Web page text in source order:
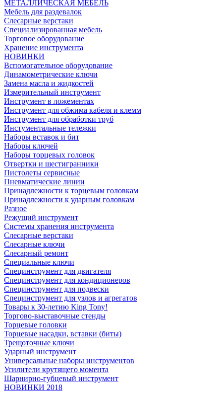
МЕТАЛЛИЧЕСКАЯ МЕБЕЛЬ
Мебель для раздевалок
Слесарные верстаки
Специализированная мебель
Торговое оборудование
Хранение инструмента
НОВИНКИ
Вспомогательное оборудование
Динамометрические ключи
Замена масла и жидкостей
Измерительный инструмент
Инструмент в ложементах
Инструмент для обжима кабеля и клемм
Инструмент для обработки труб
Инстументальные тележки
Наборы вставок и бит
Наборы ключей
Наборы торцевых головок
Отвертки и шестигранники
Пистолеты сервисные
Пневматические линии
Принадлежности к торцевым головкам
Принадлежности к ударным головкам
Разное
Режущий инструмент
Системы хранения инструмента
Слесарные верстаки
Слесарные ключи
Слесарный ремонт
Специальные ключи
Специнструмент для двигателя
Специнструмент для кондиционеров
Специнструмент для подвески
Специнструмент для узлов и агрегатов
Товары к 30-летию King Tony!
Торгово-выставочные стенды
Торцевые головки
Торцевые насадки, вставки (биты)
Трещоточные ключи
Ударный инструмент
Универсальные наборы инструментов
Усилители крутящего момента
Шарнирно-губцевый инструмент
НОВИНКИ 2018